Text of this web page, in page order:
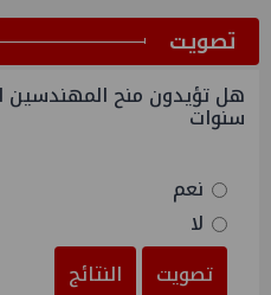
ﺗﺼﻮﻳﺖ
هل تؤيدون منح المهندسين
سنوات
نعم
لا
تصويت
النتائج